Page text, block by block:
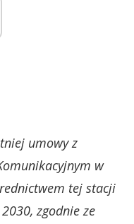
umowy z
w
tej stacji
zgodnie ze